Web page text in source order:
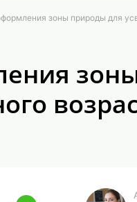
зоны природы для